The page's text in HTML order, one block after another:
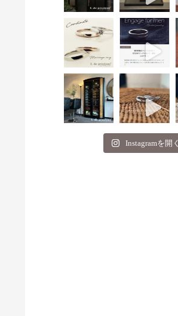
Instagramを開く